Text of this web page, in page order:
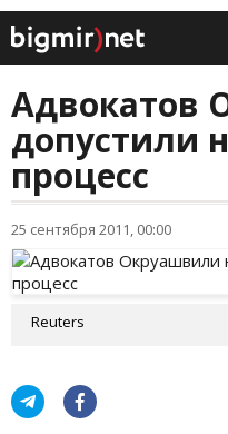
Адвокатов
допустили
процесс
25 сентября 2011, 00:00
Reuters